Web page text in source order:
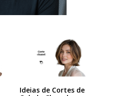
Ideias de Cortes de